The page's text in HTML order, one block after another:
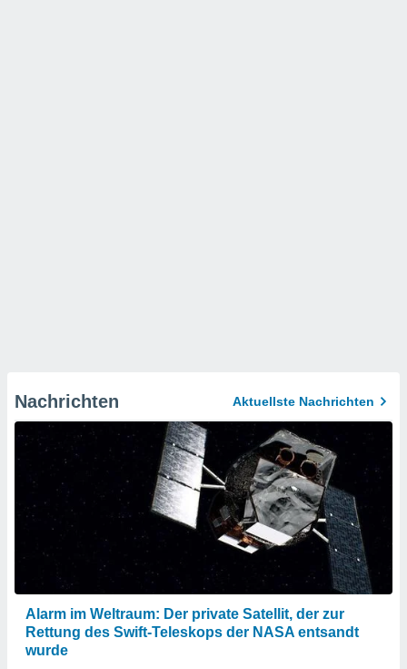
Nachrichten Aktuellste Nachrichten
Alarm im Weltraum: Der private Satellit, der zur
Rettung des Swift-Teleskops der NASA entsandt
wurde